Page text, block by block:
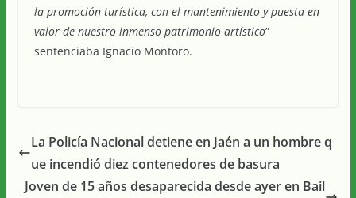
la promoción turística, con el mantenimiento y puesta en
valor de nuestro inmenso patrimonio artístico”
sentenciaba Ignacio Montoro.
La Policía Nacional detiene en Jaén a un hombre q
ue incendió diez contenedores de basura
Joven de 15 años desaparecida desde ayer en Bail